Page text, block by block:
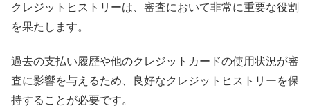
クレジットヒストリーは、審査において非常に重要な役割
を果たします。
過去の支払い履歴や他のクレジットカードの使用状況が審
査に影響を与えるため、良好なクレジットヒストリーを保
持することが必要です。